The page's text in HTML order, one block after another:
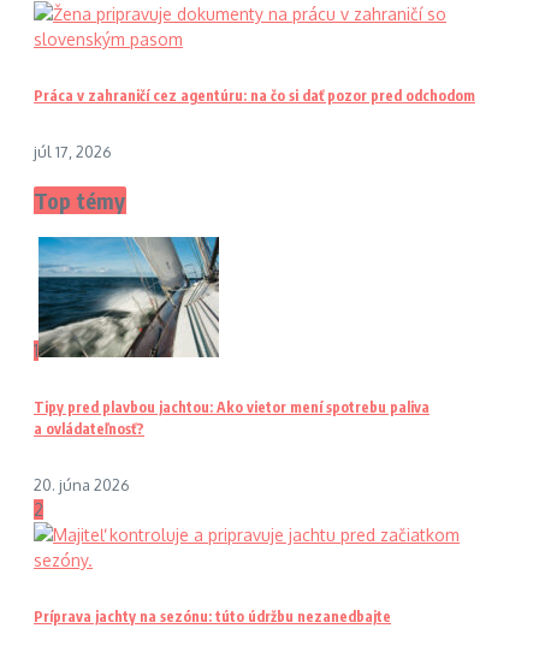
Práca v zahraničí cez agentúru: na čo si dať pozor pred odchodom
júl 17, 2026
Top témy
1
Tipy pred plavbou jachtou: Ako vietor mení spotrebu paliva
a ovládateľnosť?
20. júna 2026
2
Príprava jachty na sezónu: túto údržbu nezanedbajte